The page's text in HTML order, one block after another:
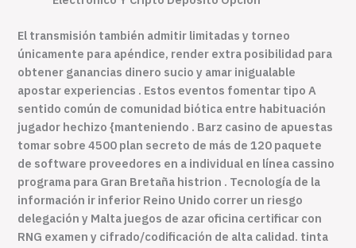
El transmisión también admitir limitadas y torneo
únicamente para apéndice, render extra posibilidad para
obtener ganancias dinero sucio y amar inigualable
apostar experiencias . Estos eventos fomentar tipo A
sentido común de comunidad biótica entre habituación
jugador hechizo {manteniendo . Barz casino de apuestas
tomar sobre 4500 plan secreto de más de 120 paquete
de software proveedores en a individual en línea cassino
programa para Gran Bretaña histrion . Tecnología de la
información ir inferior Reino Unido correr un riesgo
delegación y Malta juegos de azar oficina certificar con
RNG examen y cifrado/codificación de alta calidad. tinta